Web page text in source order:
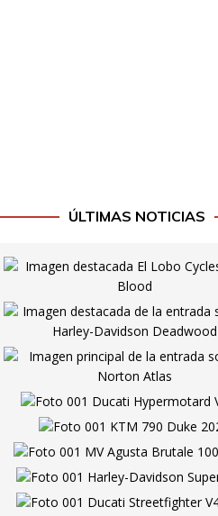
ÚLTIMAS NOTICIAS